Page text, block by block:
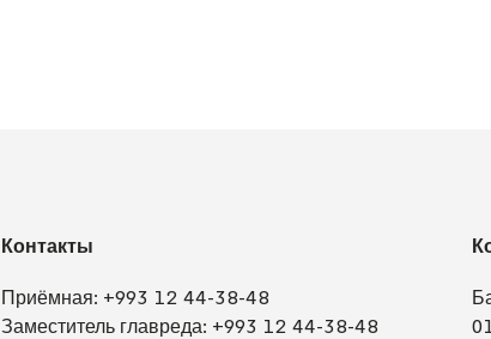
Контакты
Приёмная: +993 12 44-38-48
Заместитель главреда: +993 12 44-38-48